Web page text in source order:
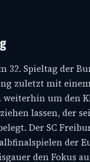
32. Spieltag der
zuletzt mit
um den
lassen, der
Der SC
der
den Fokus